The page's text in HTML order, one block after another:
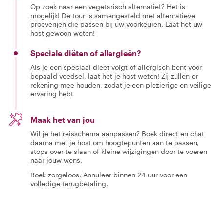
Op zoek naar een vegetarisch alternatief? Het is
mogelijk! De tour is samengesteld met alternatieve
proeverijen die passen bij uw voorkeuren. Laat het uw
host gewoon weten!
Speciale diëten of allergieën?
Als je een speciaal dieet volgt of allergisch bent voor
bepaald voedsel, laat het je host weten! Zij zullen er
rekening mee houden, zodat je een plezierige en veilige
ervaring hebt
Maak het van jou
Wil je het reisschema aanpassen? Boek direct en chat
daarna met je host om hoogtepunten aan te passen,
stops over te slaan of kleine wijzigingen door te voeren
naar jouw wens.
Boek zorgeloos. Annuleer binnen 24 uur voor een
volledige terugbetaling.